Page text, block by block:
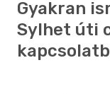
Gyakran
Sylhet úti